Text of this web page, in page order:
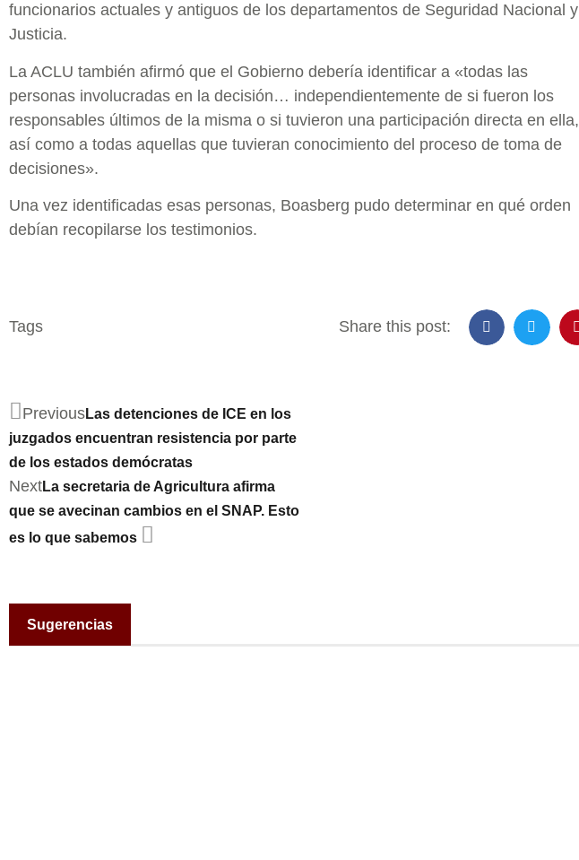
funcionarios actuales y antiguos de los departamentos de Seguridad Nacional y
Justicia.
La ACLU también afirmó que el Gobierno debería identificar a «todas las
personas involucradas en la decisión… independientemente de si fueron los
responsables últimos de la misma o si tuvieron una participación directa en ella,
así como a todas aquellas que tuvieran conocimiento del proceso de toma de
decisiones».
Una vez identificadas esas personas, Boasberg pudo determinar en qué orden
debían recopilarse los testimonios.
Tags Share this post:
PreviousLas detenciones de ICE en los
juzgados encuentran resistencia por parte
de los estados demócratas
NextLa secretaria de Agricultura afirma
que se avecinan cambios en el SNAP. Esto
es lo que sabemos
Sugerencias